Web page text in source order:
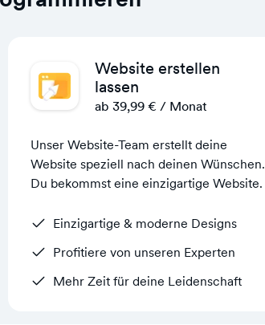
Website erstellen
lassen
ab 39,99 € / Monat
Unser Website-Team erstellt deine
Website speziell nach deinen Wünschen.
Du bekommst eine einzigartige Website.
Einzigartige & moderne Designs
Profitiere von unseren Experten
Mehr Zeit für deine Leidenschaft